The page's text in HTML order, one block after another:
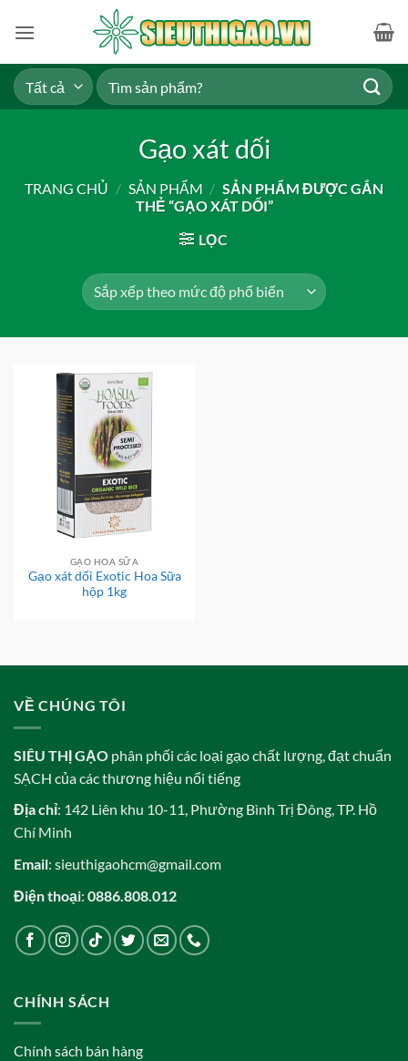
qua
dung
Tìm
kiếm:
Gạo xát dối
TRANG CHỦ / SẢN PHẨM / SẢN PHẨM ĐƯỢC GẮN
THẺ “GẠO XÁT DỐI”
LỌC
GẠO HOA SỮA
Gạo xát dối Exotic Hoa Sữa
hộp 1kg
VỀ CHÚNG TÔI
SIÊU THỊ GẠO phân phối các loại gạo chất lượng, đạt chuẩn
SẠCH của các thương hiệu nổi tiếng
Địa chỉ: 142 Liên khu 10-11, Phường Bình Trị Đông, TP. Hồ
Chí Minh
Email: sieuthigaohcm@gmail.com
Điện thoại: 0886.808.012
CHÍNH SÁCH
Chính sách bán hàng